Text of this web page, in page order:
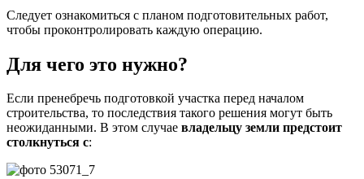
Следует ознакомиться с планом подготовительных работ,
чтобы проконтролировать каждую операцию.
Для чего это нужно?
Если пренебречь подготовкой участка перед началом
строительства, то последствия такого решения могут быть
неожиданными. В этом случае владельцу земли предстоит
столкнуться с: